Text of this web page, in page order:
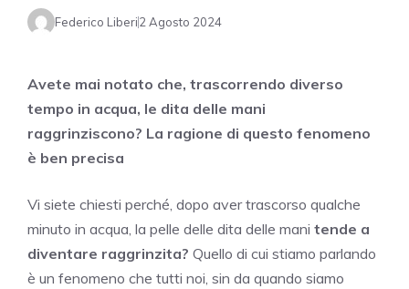
Federico Liberi2 Agosto 2024
Avete mai notato che, trascorrendo diverso
tempo in acqua, le dita delle mani
raggrinziscono? La ragione di questo fenomeno
è ben precisa
Vi siete chiesti perché, dopo aver trascorso qualche
minuto in acqua, la pelle delle dita delle mani tende a
diventare raggrinzita? Quello di cui stiamo parlando
è un fenomeno che tutti noi, sin da quando siamo